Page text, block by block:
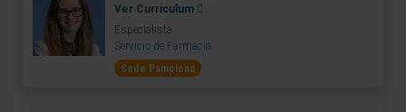
Ver Curriculum
Especialista
Servicio de Farmacia
Sede Pamplona